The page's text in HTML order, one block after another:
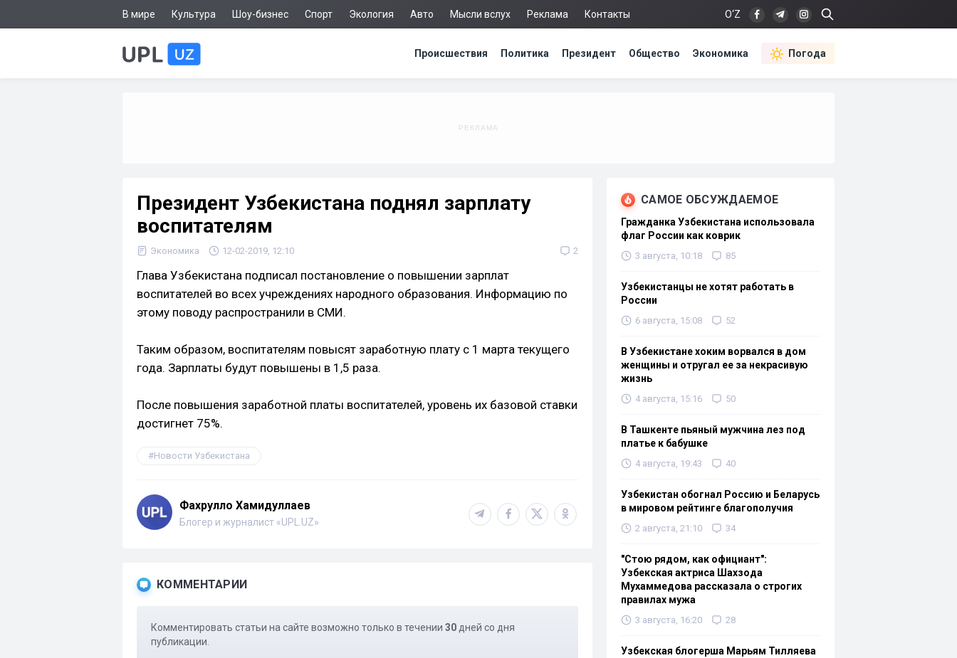
В мире Культура Шоу-бизнес Спорт Экология Авто Мысли вслух Реклама Контакты O‘Z
Происшествия Политика Президент Общество Экономика Погода
Президент Узбекистана поднял зарплату
воспитателям
Экономика 12-02-2019, 12:10 2
Глава Узбекистана подписал постановление о повышении зарплат
воспитателей во всех учреждениях народного образования. Информацию по
этому поводу распространили в СМИ.
Таким образом, воспитателям повысят заработную плату с 1 марта текущего
года. Зарплаты будут повышены в 1,5 раза.
После повышения заработной платы воспитателей, уровень их базовой ставки
достигнет 75%.
Новости Узбекистана
Фахрулло Хамидуллаев
Блогер и журналист «UPL.UZ»
КОММЕНТАРИИ
Комментировать статьи на сайте возможно только в течении 30 дней со дня
публикации.
САМОЕ ОБСУЖДАЕМОЕ
Гражданка Узбекистана использовала
флаг России как коврик
3 августа, 10:18 85
Узбекистанцы не хотят работать в
России
6 августа, 15:08 52
В Узбекистане хоким ворвался в дом
женщины и отругал ее за некрасивую
жизнь
4 августа, 15:16 50
В Ташкенте пьяный мужчина лез под
платье к бабушке
4 августа, 19:43 40
Узбекистан обогнал Россию и Беларусь
в мировом рейтинге благополучия
2 августа, 21:10 34
"Стою рядом, как официант":
Узбекская актриса Шахзода
Мухаммедова рассказала о строгих
правилах мужа
3 августа, 16:20 28
Узбекская блогерша Марьям Тилляева